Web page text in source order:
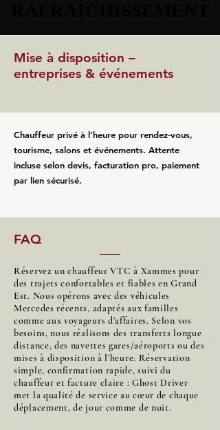
Mise à disposition –
entreprises & événements
Chauffeur privé à l’heure pour rendez‑vous,
tourisme, salons et événements. Attente
incluse selon devis, facturation pro, paiement
par lien sécurisé.
FAQ
Réservez un chauffeur VTC à Xammes pour
des trajets confortables et fiables en Grand
Est. Nous opérons avec des véhicules
Mercedes récents, adaptés aux familles
comme aux voyageurs d’affaires. Selon vos
besoins, nous réalisons des transferts longue
distance, des navettes gares/aéroports ou des
mises à disposition à l’heure. Réservation
simple, confirmation rapide, suivi du
chauffeur et facture claire : Ghost Driver
met la qualité de service au cœur de chaque
déplacement, de jour comme de nuit.